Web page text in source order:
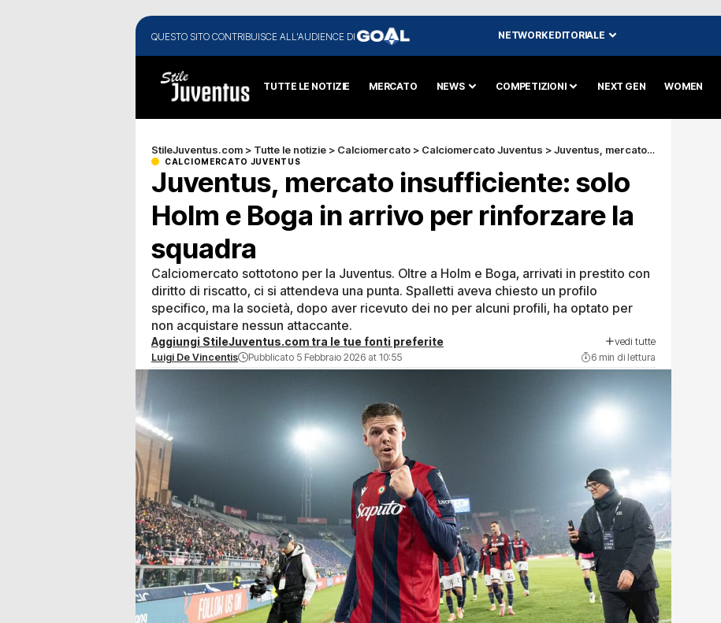
QUESTO SITO CONTRIBUISCE ALL'AUDIENCE DI NETWORK EDITORIALE
TUTTE LE NOTIZIE MERCATO NEWS COMPETIZIONI NEXT GEN WOMEN
StileJuventus.com > Tutte le notizie > Calciomercato > Calciomercato Juventus >Juventus, mercato insufficiente: solo Holm e Boga in arrivo per rinforzare la squadra
CALCIOMERCATO JUVENTUS
Juventus, mercato insufficiente: solo
Holm e Boga in arrivo per rinforzare la
squadra
Calciomercato sottotono per la Juventus. Oltre a Holm e Boga, arrivati in prestito con
diritto di riscatto, ci si attendeva una punta. Spalletti aveva chiesto un profilo
specifico, ma la società, dopo aver ricevuto dei no per alcuni profili, ha optato per
non acquistare nessun attaccante.
Aggiungi StileJuventus.com tra le tue fonti preferite vedi tutte
Luigi De Vincentis Pubblicato 5 Febbraio 2026 at 10:55 6 min di lettura